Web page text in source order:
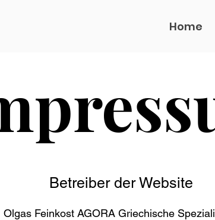
Home
Betreiber der Website
Olgas Feinkost AGORA Griechische